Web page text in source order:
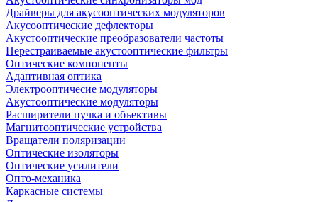
Драйверы для акусооптических модуляторов
Акусооптические дефлекторы
Акустооптические преобразователи частоты
Перестраиваемые акустооптические фильтры
Оптические компоненты
Адаптивная оптика
Электрооптичесие модуляторы
Акустооптические модуляторы
Расширители пучка и объективы
Магнитооптические устройства
Вращатели поляризации
Оптические изоляторы
Оптические усилители
Опто-механика
Каркасные системы